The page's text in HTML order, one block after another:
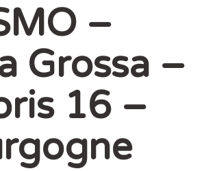
–
Grossa –
16 –